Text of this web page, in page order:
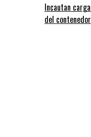
Incautan
del contenedor